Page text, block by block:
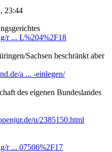
23:44
r ... L%204%2F18
Sachsen beschränkt aber
a ... -einlegen/
des eigenen Bundeslandes
u/2385150.html
r ... 07506%2F17